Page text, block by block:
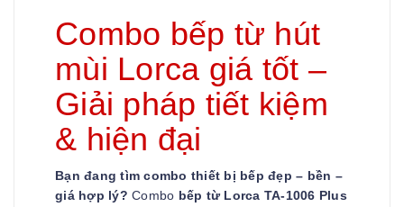
Combo bếp từ hút
mùi Lorca giá tốt –
Giải pháp tiết kiệm
& hiện đại
Bạn đang tìm combo thiết bị bếp đẹp – bền –
giá hợp lý? Combo bếp từ Lorca TA-1006 Plus